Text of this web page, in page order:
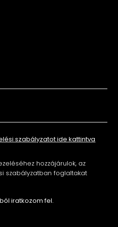
szabályzatot ide kattintva
hozzájárulok, az
foglaltakat
iratkozom fel.